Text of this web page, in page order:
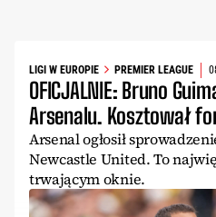
LIGI W EUROPIE PREMIER LEAGUE
OFICJALNIE: Bruno
Arsenalu. Kosztował
Arsenal ogłosił
Newcastle United. To
trwającym oknie.